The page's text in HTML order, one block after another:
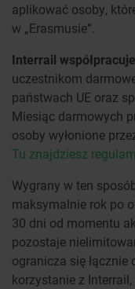
aplikować osoby,
w „Erasmusie”.
Interrail
uczestnikom
państwach UE oraz
Miesiąc darmowych
osoby wyłonione
Tu znajdziesz
Wygrany w ten
maksymalnie rok po
30 dni od momentu
pozostaje
ogranicza się łącznie
korzystanie z